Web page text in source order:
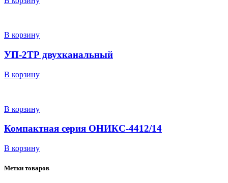
В корзину
УП-2ТР двухканальный
В корзину
В корзину
Компактная серия ОНИКС-4412/14
В корзину
Метки товаров